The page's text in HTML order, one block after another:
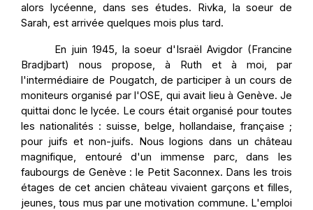
alors lycéenne, dans ses études. Rivka, la soeur de
Sarah, est arrivée quelques mois plus tard.
En juin 1945, la soeur d'Israël Avigdor (Francine
Bradjbart) nous propose, à Ruth et à moi, par
l'intermédiaire de Pougatch, de participer à un cours de
moniteurs organisé par l'OSE, qui avait lieu à Genève. Je
quittai donc le lycée. Le cours était organisé pour toutes
les nationalités : suisse, belge, hollandaise, française ;
pour juifs et non-juifs. Nous logions dans un château
magnifique, entouré d'un immense parc, dans les
faubourgs de Genève : le Petit Saconnex. Dans les trois
étages de cet ancien château vivaient garçons et filles,
jeunes, tous mus par une motivation commune. L'emploi